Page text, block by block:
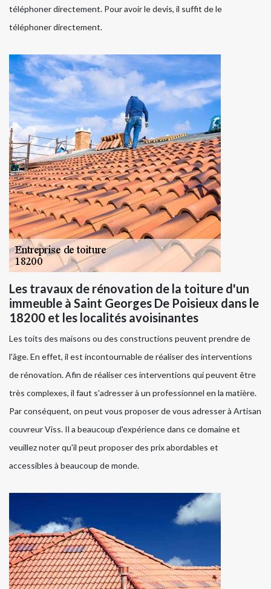
téléphoner directement. Pour avoir le devis, il suffit de le
téléphoner directement.
Les travaux de rénovation de la toiture d'un
immeuble à Saint Georges De Poisieux dans le
18200 et les localités avoisinantes
Les toits des maisons ou des constructions peuvent prendre de
l'âge. En effet, il est incontournable de réaliser des interventions
de rénovation. Afin de réaliser ces interventions qui peuvent être
très complexes, il faut s'adresser à un professionnel en la matière.
Par conséquent, on peut vous proposer de vous adresser à Artisan
couvreur Viss. Il a beaucoup d'expérience dans ce domaine et
veuillez noter qu'il peut proposer des prix abordables et
accessibles à beaucoup de monde.